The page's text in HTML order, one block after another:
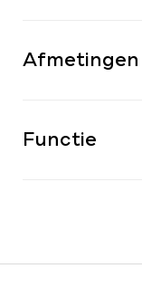
Afmetingen
Functie